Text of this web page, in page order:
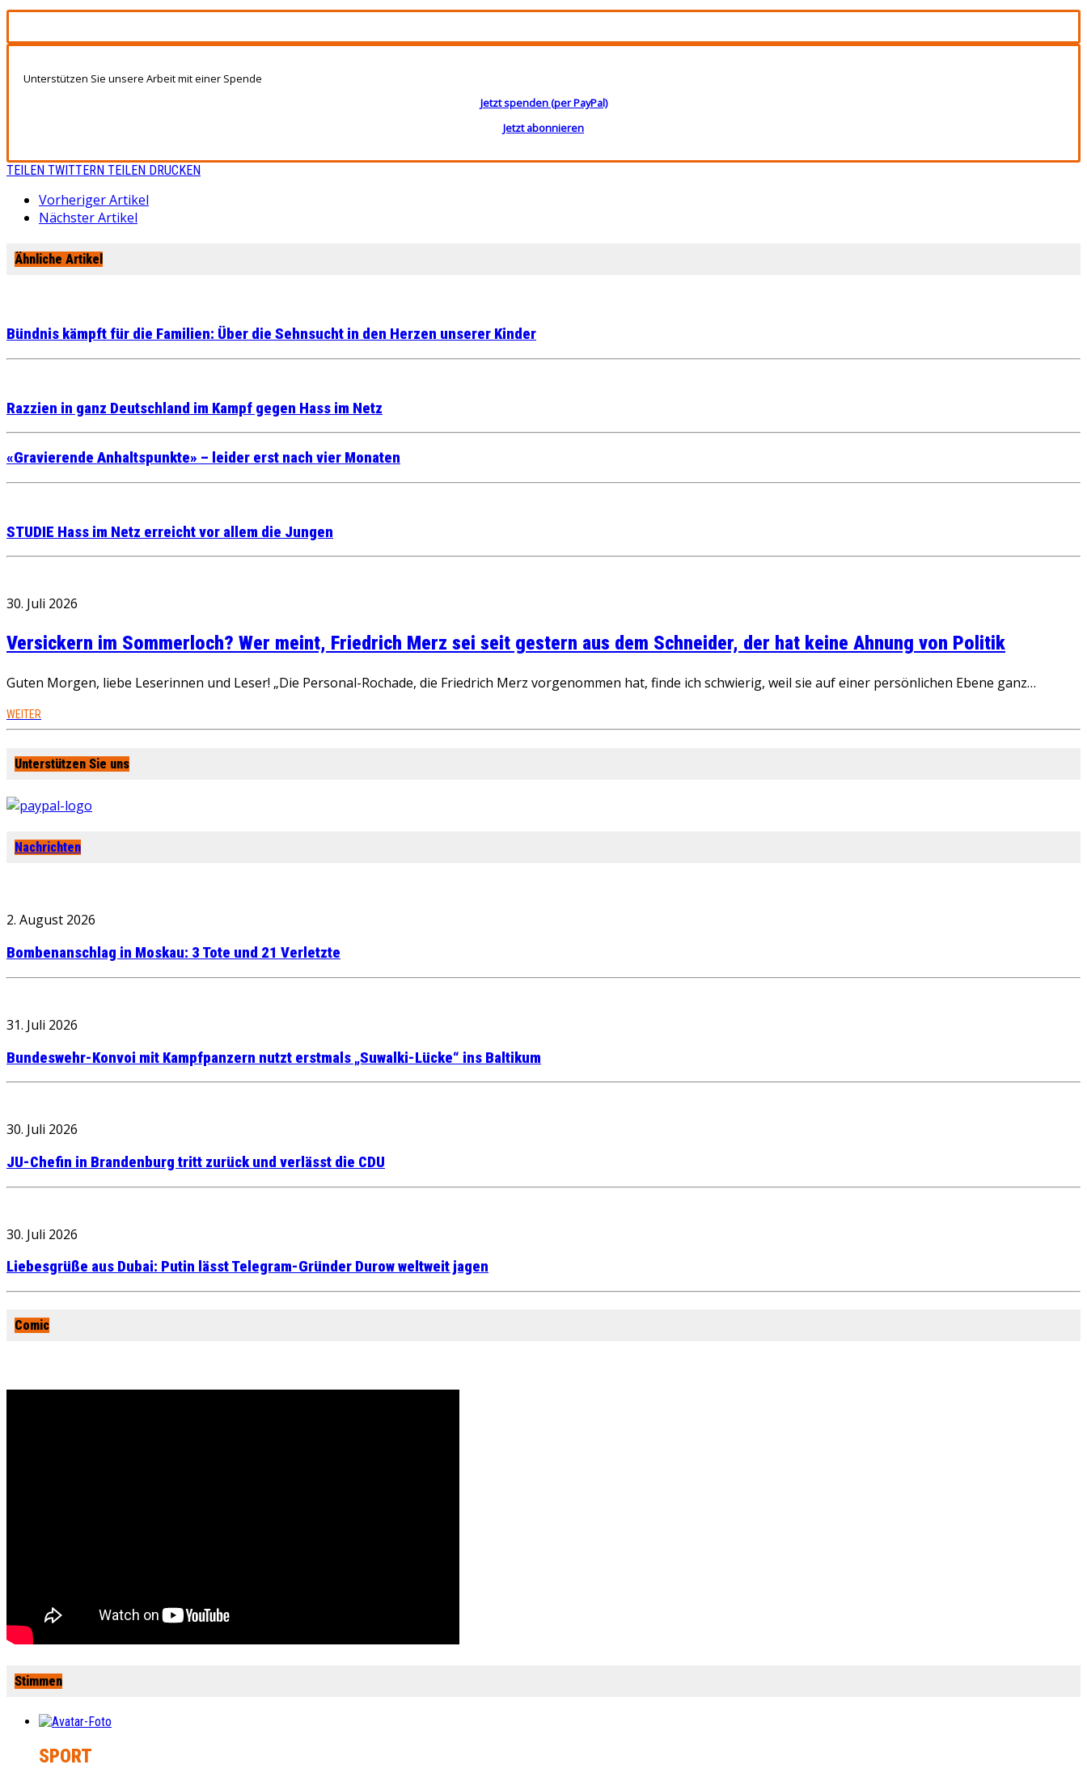
Unterstützen Sie unsere Arbeit mit einer Spende
Jetzt spenden (per PayPal)
Jetzt abonnieren
TEILEN TWITTERN TEILEN DRUCKEN
Vorheriger Artikel
Nächster Artikel
Ähnliche Artikel
Bündnis kämpft für die Familien: Über die Sehnsucht in den Herzen unserer Kinder
Razzien in ganz Deutschland im Kampf gegen Hass im Netz
«Gravierende Anhaltspunkte» – leider erst nach vier Monaten
STUDIE Hass im Netz erreicht vor allem die Jungen
30. Juli 2026
Versickern im Sommerloch? Wer meint, Friedrich Merz sei seit gestern aus dem Schneider, der hat keine Ahnung von Politik
Guten Morgen, liebe Leserinnen und Leser! „Die Personal-Rochade, die Friedrich Merz vorgenommen hat, finde ich schwierig, weil sie auf einer persönlichen Ebene ganz…
WEITER
Unterstützen Sie uns
Nachrichten
2. August 2026
Bombenanschlag in Moskau: 3 Tote und 21 Verletzte
31. Juli 2026
Bundeswehr-Konvoi mit Kampfpanzern nutzt erstmals „Suwalki-Lücke“ ins Baltikum
30. Juli 2026
JU-Chefin in Brandenburg tritt zurück und verlässt die CDU
30. Juli 2026
Liebesgrüße aus Dubai: Putin lässt Telegram-Gründer Durow weltweit jagen
Comic
Stimmen
SPORT